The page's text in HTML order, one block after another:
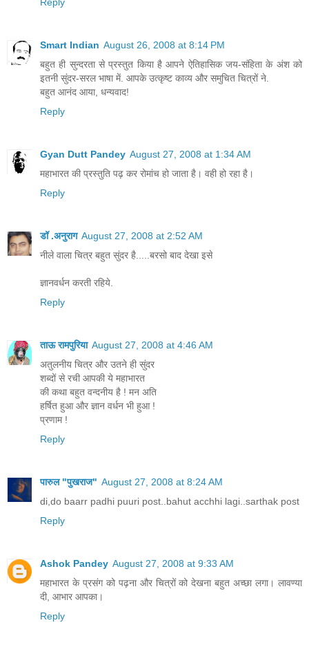
Smart Indian August 26, 2008 at 8:14 PM
बहुत ही सुन्दरता से प्रस्तुत किया है आपने ऐतिहासिक जय-संहिता के अंश को
इतनी सुंदर-सरल भाषा में. आपके उत्कृष्ट काव्य और समुचित चित्रों ने.
बहुत आनंद आया, धन्यवाद!
Reply
Gyan Dutt Pandey August 27, 2008 at 1:34 AM
महाभारत की प्रस्तुति पढ़ कर रोमांच हो जाता है। वही हो रहा है।
Reply
डॉ .अनुराग August 27, 2008 at 2:52 AM
नीले वाला चित्र बहुत सुंदर है.....बरसो बाद देखा इसे
ज्ञानवर्धन करती रहिये.
Reply
ताऊ रामपुरिया August 27, 2008 at 4:46 AM
अतुलनीय चित्र और उतने ही सुंदर
शब्दों से रची आपकी ये महाभारत
की कथा बहुत वन्दनीय है ! मन अति
हर्षित हुआ और ज्ञान वर्धन भी हुआ !
प्रणाम !
Reply
पारुल "पुखराज" August 27, 2008 at 8:24 AM
di,do baarr padhi puuri post..bahut acchhi lagi..sarthak post
Reply
Ashok Pandey August 27, 2008 at 9:33 AM
महाभारत के प्रसंग को पढ़ना और चित्रों को देखना बहुत अच्‍छा लगा। लावण्‍या
दी, आभार आपका।
Reply